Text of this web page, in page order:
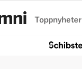
Toppnyheter